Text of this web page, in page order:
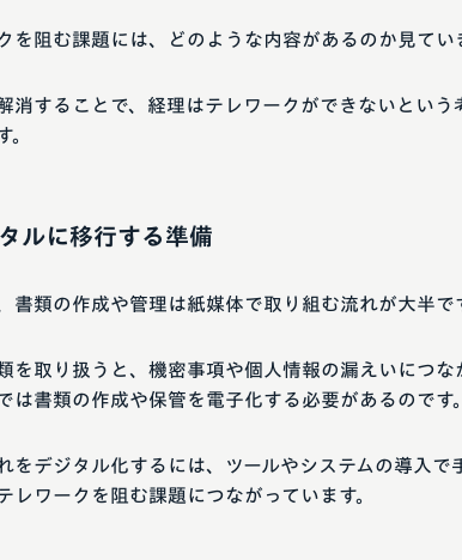
を阻む課題には、どのような内容があるのか見てい
消することで、経理はテレワークができないという
。
ルに移行する準備
書類の作成や管理は紙媒体で取り組む流れが大半で
を取り扱うと、機密事項や個人情報の漏えいにつな
は書類の作成や保管を電子化する必要があるのです。
をデジタル化するには、ツールやシステムの導入で
レワークを阻む課題につながっています。